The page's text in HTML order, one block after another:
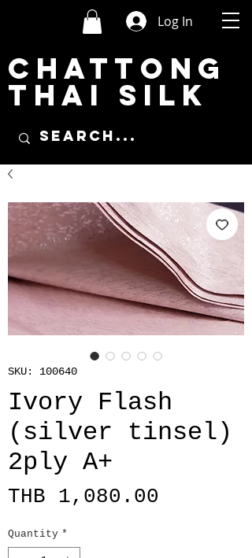
Log In
CHATTONG
THAI SILK
SKU: 100640
Ivory Flash
(silver tinsel)
2ply A+
THB 1,080.00
Quantity *